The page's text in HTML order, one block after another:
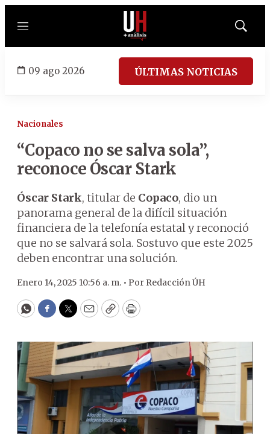
Menú
Mostrar
09 ago 2026 ÚLTIMAS NOTICIAS
Nacionales
“Copaco no se salva sola”,
reconoce Óscar Stark
Óscar Stark, titular de Copaco, dio un
panorama general de la difícil situación
financiera de la telefonía estatal y reconoció
que no se salvará sola. Sostuvo que este 2025
deben encontrar una solución.
Enero 14, 2025 10:56 a. m. • Por Redacción ÚH
WhatsApp
Facebook
Twitter
EmailCopyPrint